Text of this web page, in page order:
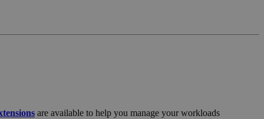
are available to help you manage your workloads